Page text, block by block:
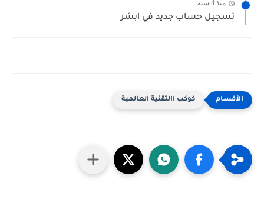
منذ 4 سنة
تسجيل حساب جديد في ابشر
كوكب االتقنية العالمية